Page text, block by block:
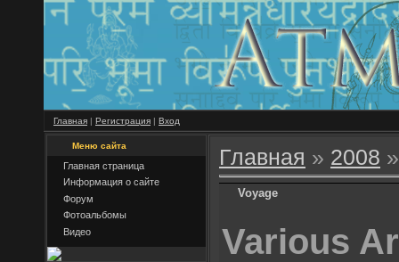
Главная | Регистрация | Вход
Меню сайта
Главная страница
Информация о сайте
Форум
Фотоальбомы
Видео
Главная » 2008 »
Voyage
Various